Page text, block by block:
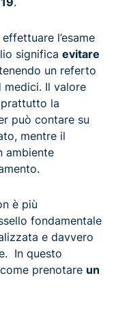
l’esame
significa evitare
un referto
Il valore
la
può contare su
mentre il
ambiente
è più
fondamentale
e davvero
In questo
prenotare un